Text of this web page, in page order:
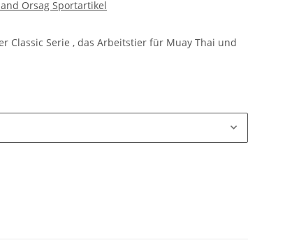
Orsag Sportartikel
Classic Serie , das Arbeitstier für Muay Thai und